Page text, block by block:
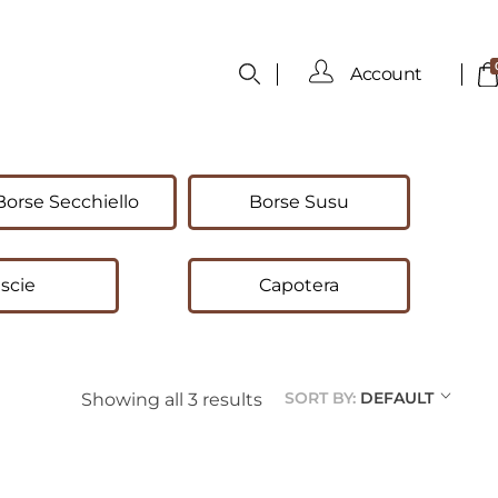
Account
Secchiello Borse Susu
Capotera
SORT BY: DEFAULT
Showing all 3 results